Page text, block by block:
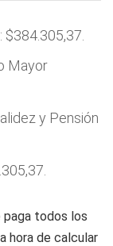
Mayor
y Pensión
paga todos los
hora de calcular